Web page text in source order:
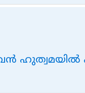
ഹുത്വമയില്‍